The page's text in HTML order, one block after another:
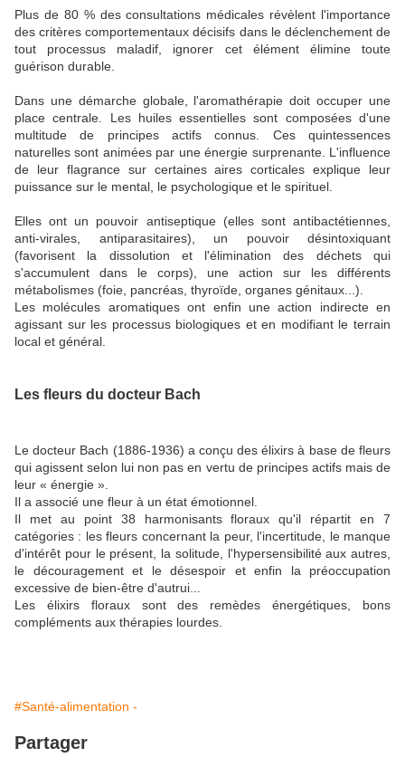
Plus de 80 % des consultations médicales révèlent l'importance
des critères comportementaux décisifs dans le déclenchement de
tout processus maladif, ignorer cet élément élimine toute
guérison durable.
Dans une démarche globale, l'aromathérapie doit occuper une
place centrale. Les huiles essentielles sont composées d'une
multitude de principes actifs connus. Ces quintessences
naturelles sont animées par une énergie surprenante. L'influence
de leur flagrance sur certaines aires corticales explique leur
puissance sur le mental, le psychologique et le spirituel.
Elles ont un pouvoir antiseptique (elles sont antibactétiennes,
anti-virales, antiparasitaires), un pouvoir désintoxiquant
(favorisent la dissolution et l'élimination des déchets qui
s'accumulent dans le corps), une action sur les différents
métabolismes (foie, pancréas, thyroïde, organes génitaux...).
Les molécules aromatiques ont enfin une action indirecte en
agissant sur les processus biologiques et en modifiant le terrain
local et général.
Les fleurs du docteur Bach
Le docteur Bach (1886-1936) a conçu des élixirs à base de fleurs
qui agissent selon lui non pas en vertu de principes actifs mais de
leur « énergie ».
Il a associé une fleur à un état émotionnel.
Il met au point 38 harmonisants floraux qu'il répartit en 7
catégories : les fleurs concernant la peur, l'incertitude, le manque
d'intérêt pour le présent, la solitude, l'hypersensibilité aux autres,
le découragement et le désespoir et enfin la préoccupation
excessive de bien-être d'autrui...
Les élixirs floraux sont des remèdes énergétiques, bons
compléments aux thérapies lourdes.
#Santé-alimentation -
Partager